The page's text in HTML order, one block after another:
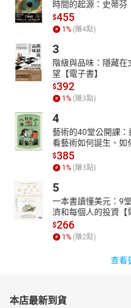
時間的起源：史蒂芬
$455
1 % (賺4點)
3
階級與品味：隱藏
望【電子書】
$392
1 % (賺3點)
4
藝術的40堂公開課：
看藝術如何誕生、如
$385
1 % (賺3點)
5
一本書讀懂美元：9
濟和每個人的投資【
$266
1 % (賺2點)
查看
本店最新到貨